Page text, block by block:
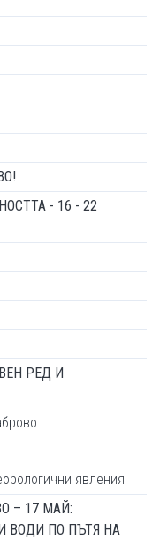
- 16 - 22
РЕД И
явления
– 17 МАЙ:
ВОДИ ПО ПЪТЯ НА